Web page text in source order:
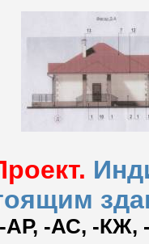
АР, -АС, -